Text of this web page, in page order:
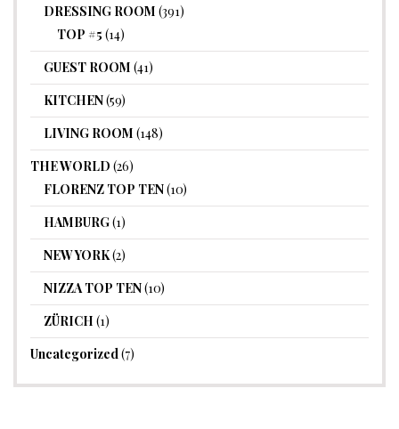
DRESSING ROOM (391)
TOP #5 (14)
GUEST ROOM (41)
KITCHEN(59)
LIVING ROOM (148)
THE WORLD (26)
FLORENZ TOP TEN(10)
HAMBURG(1)
NEW YORK(2)
NIZZA TOP TEN(10)
ZÜRICH (1)
Uncategorized (7)